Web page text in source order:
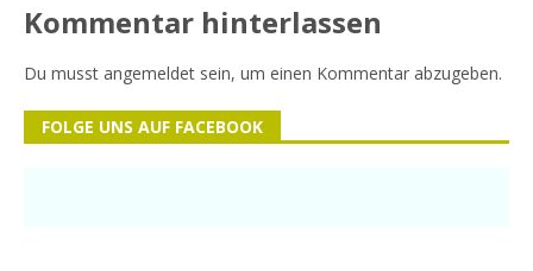
Kommentar hinterlassen
Du musst angemeldet sein, um einen Kommentar abzugeben.
FOLGE UNS AUF FACEBOOK